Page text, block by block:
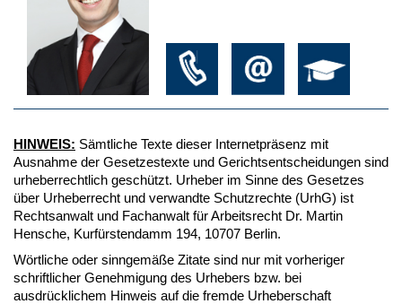
HINWEIS: Sämtliche Texte dieser Internetpräsenz mit
Ausnahme der Gesetzestexte und Gerichtsentscheidungen sind
urheberrechtlich geschützt. Urheber im Sinne des Gesetzes
über Urheberrecht und verwandte Schutzrechte (UrhG) ist
Rechtsanwalt und Fachanwalt für Arbeitsrecht Dr. Martin
Hensche, Kurfürstendamm 194, 10707 Berlin.
Wörtliche oder sinngemäße Zitate sind nur mit vorheriger
schriftlicher Genehmigung des Urhebers bzw. bei
ausdrücklichem Hinweis auf die fremde Urheberschaft